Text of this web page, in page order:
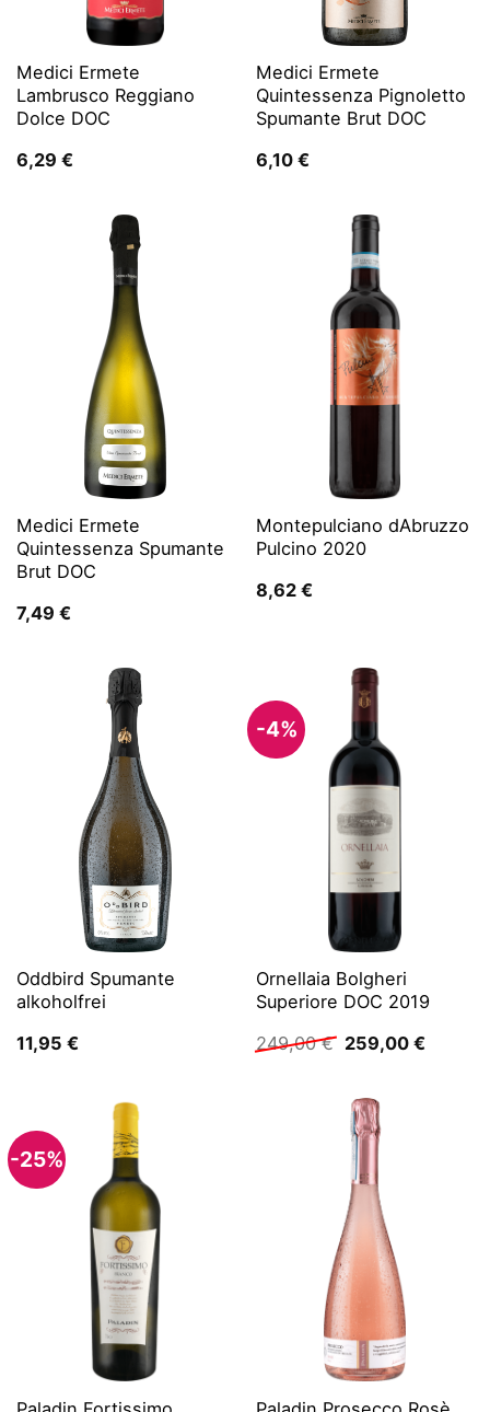
Medici Ermete
Lambrusco Reggiano
Dolce DOC
6,29 €
Medici Ermete
Quintessenza Pignoletto
Spumante Brut DOC
6,10 €
Medici Ermete
Quintessenza Spumante
Brut DOC
7,49 €
Montepulciano dAbruzzo
Pulcino 2020
8,62 €
Oddbird Spumante
alkoholfrei
11,95 €
-4%
Ornellaia Bolgheri
Superiore DOC 2019
249,00€ Ursprünglicher
Preis
249,00 €
259,00 €
-25%